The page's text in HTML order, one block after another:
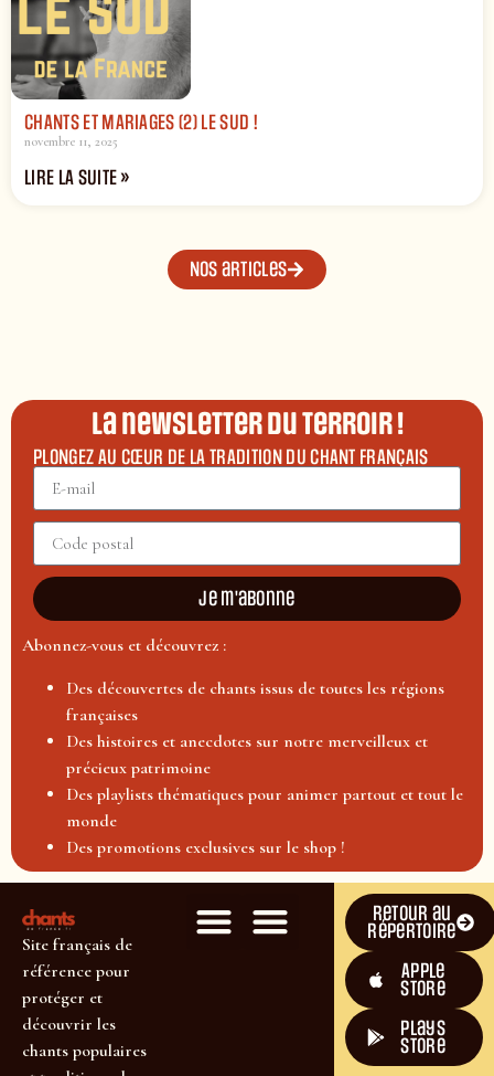
CHANTS ET MARIAGES (2) LE SUD !
novembre 11, 2025
LIRE LA SUITE »
Nos articles
La newsletter du terroir !
PLONGEZ AU CŒUR DE LA TRADITION DU CHANT FRANÇAIS
Je m'abonne
Abonnez-vous et découvrez :
Des découvertes de chants issus de toutes les régions
françaises
Des histoires et anecdotes sur notre merveilleux et
précieux patrimoine
Des playlists thématiques pour animer partout et tout le
monde
Des promotions exclusives sur le shop !
Site français de
référence pour
protéger et
découvrir les
chants populaires
Retour au
répertoire
Apple
Store
plays
store